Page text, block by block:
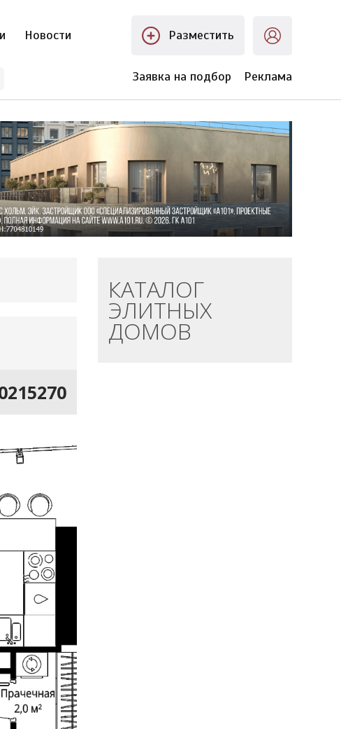
Новости Разместить
Заявка на подбор Реклама
КАТАЛОГ
ЭЛИТНЫХ
ДОМОВ